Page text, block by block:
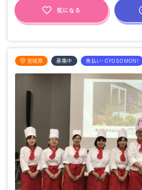
気になる
宮城県 募集中 魚払い・GYOSOMON!